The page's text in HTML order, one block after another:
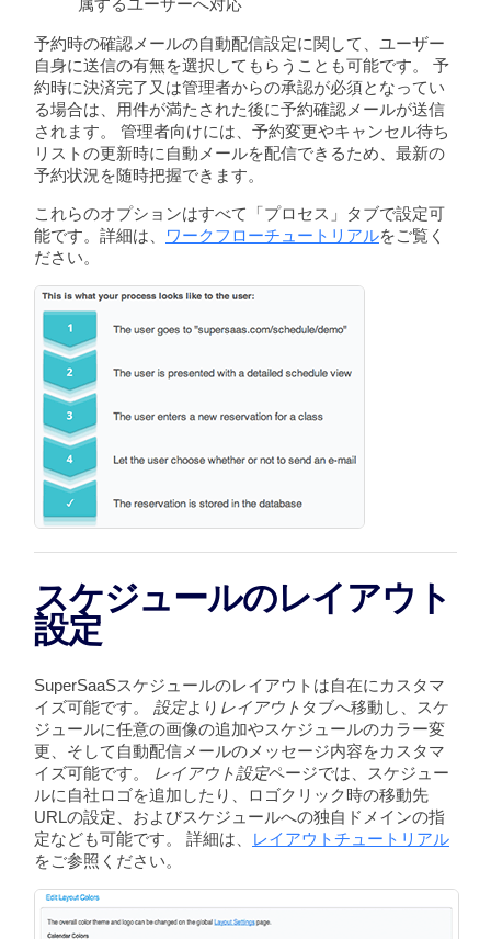
属するユーザーへ対応
予約時の確認メールの自動配信設定に関して、ユーザー
自身に送信の有無を選択してもらうことも可能です。 予
約時に決済完了又は管理者からの承認が必須となってい
る場合は、用件が満たされた後に予約確認メールが送信
されます。 管理者向けには、予約変更やキャンセル待ち
リストの更新時に自動メールを配信できるため、最新の
予約状況を随時把握できます。
これらのオプションはすべて「プロセス」タブで設定可
能です。詳細は、
ワークフローチュートリアルをご覧く
ださい。
スケジュールのレイアウト
設定
SuperSaaSスケジュールのレイアウトは自在にカスタマ
イズ可能です。 設定より レイアウト タブへ移動し、スケ
ジュールに任意の画像の追加やスケジュールのカラー変
更、そして自動配信メールのメッセージ内容をカスタマ
イズ可能です。
レイアウト設定ページでは、スケジュー
ルに自社ロゴを追加したり、ロゴクリック時の移動先
URLの設定、およびスケジュールへの独自ドメインの指
定なども可能です。 詳細は、
レイアウトチュートリアル
をご参照ください。